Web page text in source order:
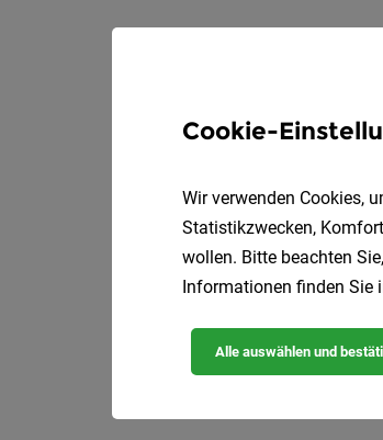
Cookie-
Wir verwenden Cookies,
Statistikzwecken,
wollen. Bitte beachten
Informationen finden Sie
Alle auswählen und